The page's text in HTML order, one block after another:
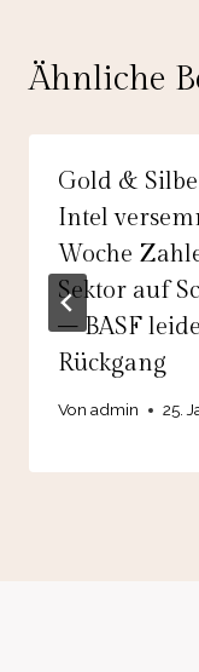
Ähnliche
Gold &
Intel
Woche
Sektor auf
– BASF
Rückgang
Von admin 25.